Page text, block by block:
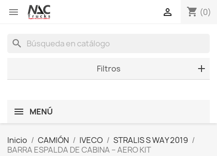
 shopping_cart (0)

search
Filtros
MENÚ
Inicio CAMIÓN IVECO
STRALIS S WAY 2019
BARRA ESPALDA DE CABINA – AERO KIT